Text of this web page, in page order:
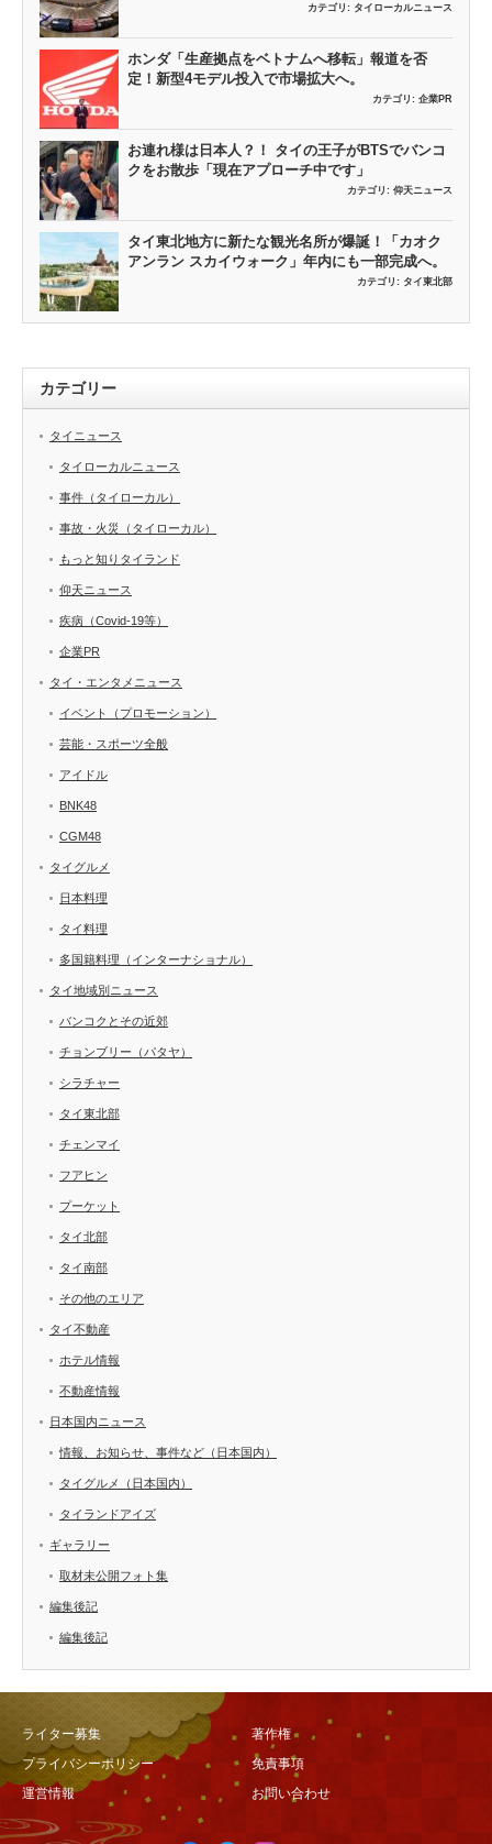
カテゴリ: タイローカルニュース
ホンダ「生産拠点をベトナムへ移転」報道を否
定！新型4モデル投入で市場拡大へ。
カテゴリ: 企業PR
お連れ様は日本人？！ タイの王子がBTSでバンコ
クをお散歩「現在アプローチ中です」
カテゴリ: 仰天ニュース
タイ東北地方に新たな観光名所が爆誕！「カオク
アンラン スカイウォーク」年内にも一部完成へ。
カテゴリ: タイ東北部
カテゴリー
タイニュース
タイローカルニュース
事件（タイローカル）
事故・火災（タイローカル）
もっと知りタイランド
仰天ニュース
疾病（Covid-19等）
企業PR
タイ・エンタメニュース
イベント（プロモーション）
芸能・スポーツ全般
アイドル
BNK48
CGM48
タイグルメ
日本料理
タイ料理
多国籍料理（インターナショナル）
タイ地域別ニュース
バンコクとその近郊
チョンブリー（パタヤ）
シラチャー
タイ東北部
チェンマイ
フアヒン
プーケット
タイ北部
タイ南部
その他のエリア
タイ不動産
ホテル情報
不動産情報
日本国内ニュース
情報、お知らせ、事件など（日本国内）
タイグルメ（日本国内）
タイランドアイズ
ギャラリー
取材未公開フォト集
編集後記
編集後記
ライター募集
著作権
プライバシーポリシー
免責事項
運営情報
お問い合わせ